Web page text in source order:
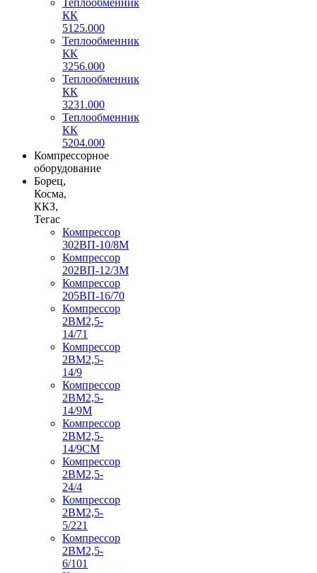
КК
5125.000
Теплообменник
КК
3256.000
Теплообменник
КК
3231.000
Теплообменник
КК
5204.000
Компрессорное
оборудование
Борец,
Косма,
ККЗ,
Тегас
Компрессор
302ВП-10/8М
Компрессор
202ВП-12/3М
Компрессор
205ВП-16/70
Компрессор
2ВМ2,5-
14/71
Компрессор
2ВМ2,5-
14/9
Компрессор
2ВМ2,5-
14/9М
Компрессор
2ВМ2,5-
14/9СМ
Компрессор
2ВМ2,5-
24/4
Компрессор
2ВМ2,5-
5/221
Компрессор
2ВМ2,5-
6/101